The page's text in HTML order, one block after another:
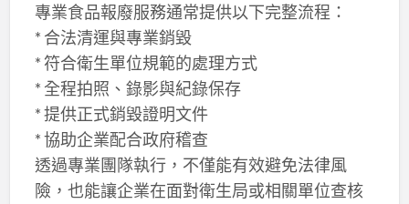
專業食品報廢服務通常提供以下完整流程：
* 合法清運與專業銷毀
* 符合衛生單位規範的處理方式
* 全程拍照、錄影與紀錄保存
* 提供正式銷毀證明文件
* 協助企業配合政府稽查
透過專業團隊執行，不僅能有效避免法律風
險，也能讓企業在面對衛生局或相關單位查核